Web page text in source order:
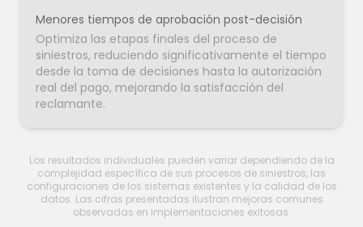
Menores tiempos de aprobación post-decisión
Optimiza las etapas finales del proceso de
siniestros, reduciendo significativamente el tiempo
desde la toma de decisiones hasta la autorización
real del pago, mejorando la satisfacción del
reclamante.
Los resultados individuales pueden variar dependiendo de la
complejidad específica de sus procesos de siniestros, las
configuraciones de los sistemas existentes y la calidad de los
datos. Las cifras presentadas ilustran mejoras comunes
observadas en implementaciones exitosas.